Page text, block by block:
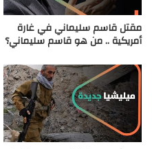
مقتل قاسم سليماني في غارة
أمريكية .. من هو قاسم سليماني؟